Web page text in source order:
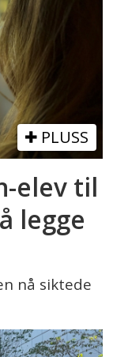
PLUSS
elev til
legge
nå siktede